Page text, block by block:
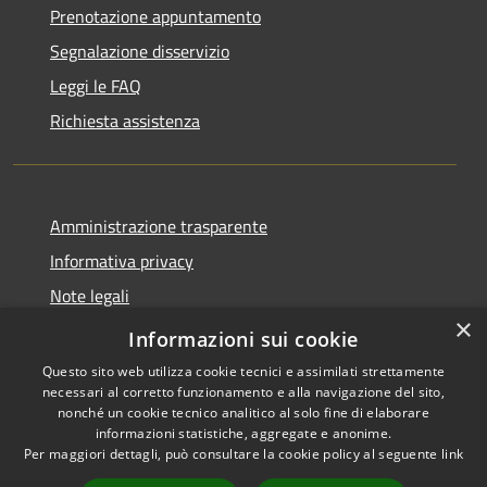
Prenotazione appuntamento
Segnalazione disservizio
Leggi le FAQ
Richiesta assistenza
Amministrazione trasparente
Informativa privacy
Note legali
Dichiarazione di accessibilità
Accessibilità
Copyright © 2026 • Comune di
Alanno • Powered by
×
Informazioni sui cookie
Questo sito web utilizza cookie tecnici e assimilati strettamente
necessari al corretto funzionamento e alla navigazione del sito,
nonché un cookie tecnico analitico al solo fine di elaborare
informazioni statistiche, aggregate e anonime.
Per maggiori dettagli, può consultare la cookie policy al seguente link